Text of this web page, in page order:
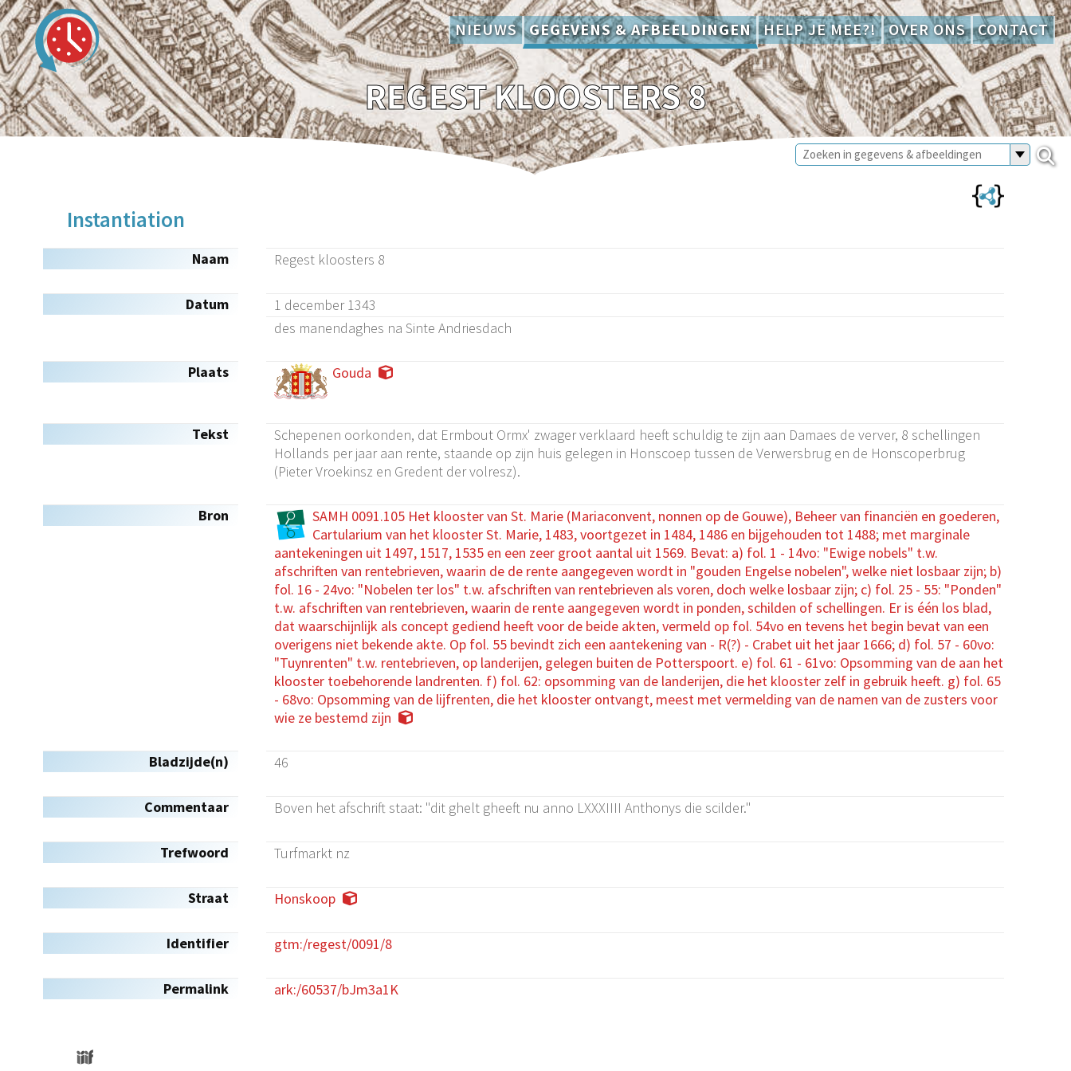
NIEUWS GEGEVENS & AFBEELDINGEN HELP JE MEE?! OVER ONS CONTACT
REGEST KLOOSTERS 8
Instantiation
Naam Regest kloosters 8
Datum
1 december 1343
des manendaghes na Sinte Andriesdach
Plaats Gouda
Tekst
Schepenen oorkonden, dat Ermbout Ormx' zwager verklaard heeft schuldig te zijn aan Damaes de verver, 8 schellingen
Hollands per jaar aan rente, staande op zijn huis gelegen in Honscoep tussen de Verwersbrug en de Honscoperbrug
(Pieter Vroekinsz en Gredent der volresz).
Bron
SAMH 0091.105 Het klooster van St. Marie (Mariaconvent, nonnen op de Gouwe), Beheer van financiën en goederen,
Cartularium van het klooster St. Marie, 1483, voortgezet in 1484, 1486 en bijgehouden tot 1488; met marginale
aantekeningen uit 1497, 1517, 1535 en een zeer groot aantal uit 1569. Bevat: a) fol. 1 - 14vo: "Ewige nobels" t.w.
afschriften van rentebrieven, waarin de de rente aangegeven wordt in "gouden Engelse nobelen", welke niet losbaar zijn; b)
fol. 16 - 24vo: "Nobelen ter los" t.w. afschriften van rentebrieven als voren, doch welke losbaar zijn; c) fol. 25 - 55: "Ponden"
t.w. afschriften van rentebrieven, waarin de rente aangegeven wordt in ponden, schilden of schellingen. Er is één los blad,
dat waarschijnlijk als concept gediend heeft voor de beide akten, vermeld op fol. 54vo en tevens het begin bevat van een
overigens niet bekende akte. Op fol. 55 bevindt zich een aantekening van - R(?) - Crabet uit het jaar 1666; d) fol. 57 - 60vo:
"Tuynrenten" t.w. rentebrieven, op landerijen, gelegen buiten de Potterspoort. e) fol. 61 - 61vo: Opsomming van de aan het
klooster toebehorende landrenten. f) fol. 62: opsomming van de landerijen, die het klooster zelf in gebruik heeft. g) fol. 65
- 68vo: Opsomming van de lijfrenten, die het klooster ontvangt, meest met vermelding van de namen van de zusters voor
wie ze bestemd zijn
Bladzijde(n) 46
Commentaar Boven het afschrift staat: "dit ghelt gheeft nu anno LXXXIIII Anthonys die scilder."
Trefwoord Turfmarkt nz
Straat Honskoop
Identifier gtm:/regest/0091/8
Permalink ark:/60537/bJm3a1K